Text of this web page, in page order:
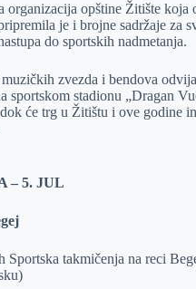
organizacija opštine Žitište koja
je i brojne sadržaje za
do sportskih nadmetanja.
zvezda i bendova
sportskom stadionu „Dragan
će trg u Žitištu i ove godine
– 5. JUL
Sportska takmičenja na reci